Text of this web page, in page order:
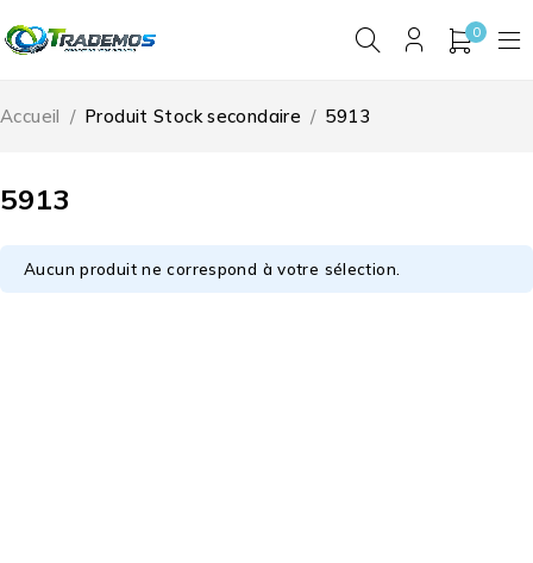
0
5913
Accueil / Produit Stock secondaire / 5913
Aucun produit ne correspond à votre sélection.